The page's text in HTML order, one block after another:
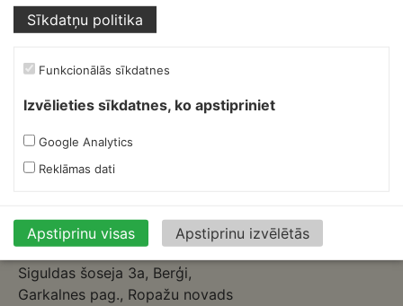
Mob.:+37126317230
E-pasts:skardnieksm@skardnieciba.lv
Darba laiki
darbadienās 08:00-17:00
sestdienās brīvs
svētdienās brīvs
Ofiss, noliktava.
Siguldas šoseja 3a, Berģi,
Garkalnes pag., Ropažu novads
Sīkdatņu politika
Funkcionālās sīkdatnes
Izvēlieties sīkdatnes, ko apstipriniet
Google Analytics
Reklāmas dati
Apstiprinu visas Apstiprinu izvēlētās